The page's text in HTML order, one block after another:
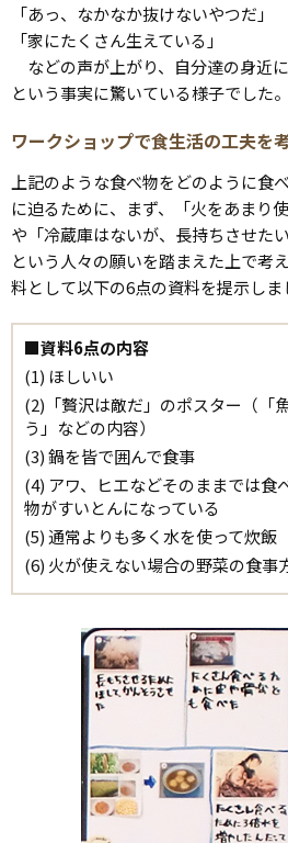
「あっ、なかなか抜けないやつだ」
「家にたくさん生えている」
などの声が上がり、自分達の身近
という事実に驚いている様子でした。
ワークショップで食生活の工夫を
上記のような食べ物をどのように食
に迫るために、まず、「火をあまり
や「冷蔵庫はないが、長持ちさせた
という人々の願いを踏まえた上で考
料として以下の6点の資料を提示しま
■資料6点の内容
(1) ほしいい
(2)「贅沢は敵だ」のポスター（「
う」などの内容）
(3) 鍋を皆で囲んで食事
(4) アワ、ヒエなどそのままでは食
物がすいとんになっている
(5) 通常よりも多く水を使って炊飯
(6) 火が使えない場合の野菜の食事